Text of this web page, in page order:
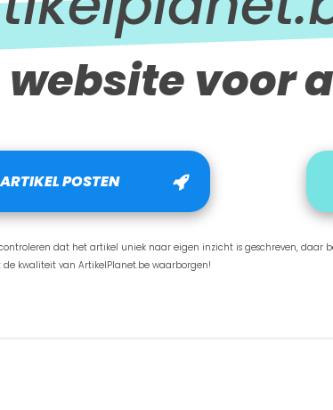
website voor
ARTIKEL POSTEN
dat het artikel uniek naar eigen inzicht is geschreven, daar
de kwaliteit van ArtikelPlanet.be waarborgen!